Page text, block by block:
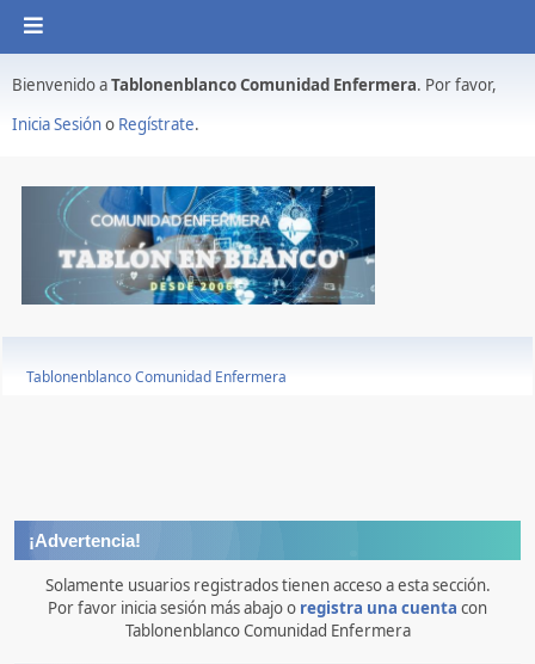
Bienvenido aTablonenblanco Comunidad Enfermera. Por favor,
Inicia Sesióno Regístrate.
Tablonenblanco Comunidad Enfermera
¡Advertencia!
Solamente usuarios registrados tienen acceso a esta sección.
Por favor inicia sesión más abajo o registra una cuenta con
Tablonenblanco Comunidad Enfermera